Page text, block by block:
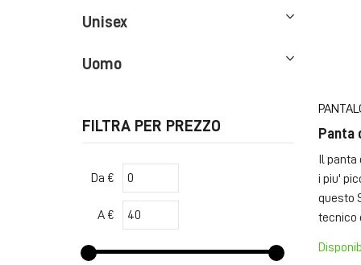
Unisex
Uomo
FILTRA PER PREZZO
Da €
A €
Panta
Il
i piu'
questo
tecnico